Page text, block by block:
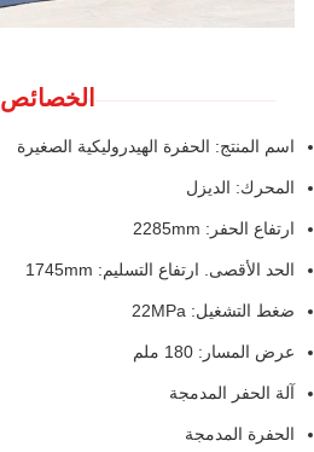
الخصائص:
اسم المنتج: الحفرة الهيدروليكية الصغيرة
المحرك: الديزل
ارتفاع الحفر: 2285mm
الحد الأقصى. ارتفاع التسليم: 1745mm
ضغط التشغيل: 22MPa
عرض المسار: 180 ملم
آلة الحفر المدمجة
الحفرة المدمجة